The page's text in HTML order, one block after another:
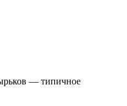
— типичное